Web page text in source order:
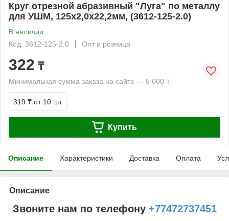
Круг отрезной абразивный "Луга" по металлу
для УШМ, 125x2,0x22,2мм, (3612-125-2.0)
В наличии
Код: 3612-125-2.0
Опт и розница
322 ₸
Минимальная сумма заказа на сайте — 5 000 ₸
319 ₸ от 10 шт.
Купить
Описание Характеристики Доставка Оплата
Описание
Звоните нам по телефону +77472737451